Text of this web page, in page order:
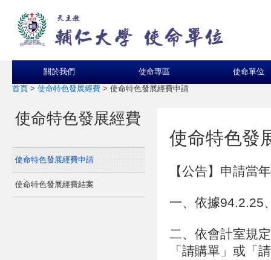
關於我們 使命專區 使命單位
首頁 > 使命特色發展經費 > 使命特色發展經費申請
使命特色發展經費
使命特色發展經費申請
使命特色發展經費結案
使命特色發
【公告】申請當
一、依據94.2.25
二、依會計室規
「請購單」或「